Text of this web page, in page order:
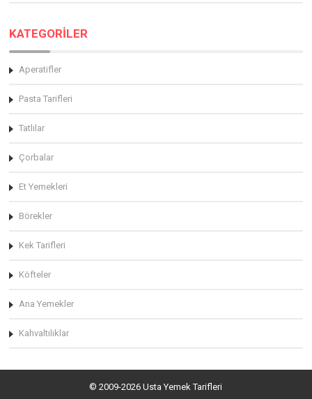
KATEGORİLER
Aperatifler
Pasta Tarifleri
Tatlılar
Çorbalar
Et Yemekleri
Börekler
Kek Tarifleri
Köfteler
Ana Yemekler
Kahvaltılıklar
© 2009-2026 Usta Yemek Tarifleri